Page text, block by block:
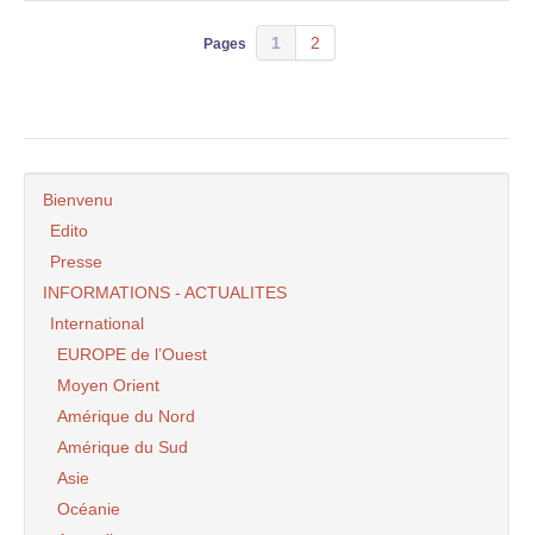
Pages 1 2
Bienvenu
Edito
Presse
INFORMATIONS - ACTUALITES
International
EUROPE de l’Ouest
Moyen Orient
Amérique du Nord
Amérique du Sud
Asie
Océanie